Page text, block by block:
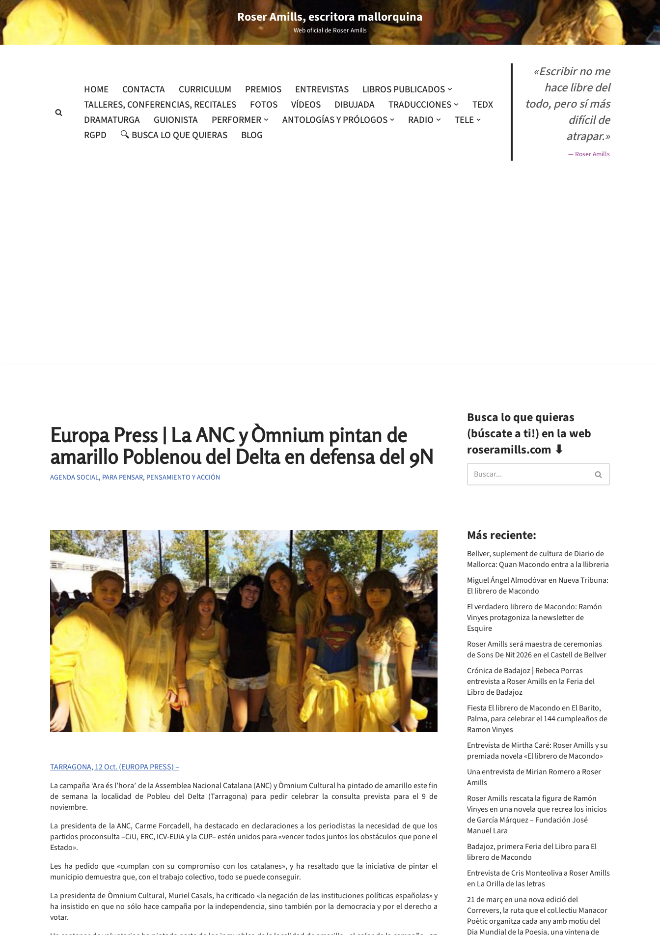
Saltar
contenido
Roser Amills, escritora mallorquina
Web oficial de Roser Amills
HOME CONTACTA CURRICULUM PREMIOS ENTREVISTAS
LIBROS PUBLICADOS
TALLERES, CONFERENCIAS, RECITALES
FOTOS VÍDEOS DIBUJADA TRADUCCIONES
TEDX
DRAMATURGA
GUIONISTA PERFORMER ANTOLOGÍAS Y PRÓLOGOS RADIO
TELE
RGPD
🔍 BUSCA LO QUE QUIERAS BLOG
«Escribir no me
hace libre del
todo, pero sí más
difícil de
atrapar.»
— Roser Amills
Europa Press | La ANC y Òmnium pintan de
amarillo Poblenou del Delta en defensa del 9N
AGENDA SOCIAL, PARA PENSAR, PENSAMIENTO Y ACCIÓN
TARRAGONA, 12 Oct. (EUROPA PRESS) –
La campaña ‘Ara és l’hora’ de la Assemblea Nacional Catalana (ANC) y Òmnium Cultural ha pintado de amarillo este fin
de semana la localidad de Pobleu del Delta (Tarragona) para pedir celebrar la consulta prevista para el 9 de
noviembre.
La presidenta de la ANC, Carme Forcadell, ha destacado en declaraciones a los periodistas la necesidad de que los
partidos proconsulta –CiU, ERC, ICV-EUiA y la CUP– estén unidos para «vencer todos juntos los obstáculos que pone el
Estado».
Les ha pedido que «cumplan con su compromiso con los catalanes», y ha resaltado que la iniciativa de pintar el
municipio demuestra que, con el trabajo colectivo, todo se puede conseguir.
La presidenta de Òmnium Cultural, Muriel Casals, ha criticado «la negación de las instituciones políticas españolas» y
ha insistido en que no sólo hace campaña por la independencia, sino también por la democracia y por el derecho a
votar.
Busca lo que quieras
(búscate a ti!) en la web
roseramills.com ⬇
Más reciente:
Bellver, suplement de cultura de Diario de
Mallorca: Quan Macondo entra a la llibreria
Miguel Ángel Almodóvar en Nueva Tribuna:
El librero de Macondo
El verdadero librero de Macondo: Ramón
Vinyes protagoniza la newsletter de
Esquire
Roser Amills será maestra de ceremonias
de Sons De Nit 2026 en el Castell de Bellver
Crónica de Badajoz | Rebeca Porras
entrevista a Roser Amills en la Feria del
Libro de Badajoz
Fiesta El librero de Macondo en El Barito,
Palma, para celebrar el 144 cumpleaños de
Ramon Vinyes
Entrevista de Mirtha Caré: Roser Amills y su
premiada novela «El librero de Macondo»
Una entrevista de Mirian Romero a Roser
Amills
Roser Amills rescata la figura de Ramón
Vinyes en una novela que recrea los inicios
de García Márquez – Fundación José
Manuel Lara
Badajoz, primera Feria del Libro para El
librero de Macondo
Entrevista de Cris Monteoliva a Roser Amills
en La Orilla de las letras
21 de març en una nova edició del
Correvers, la ruta que el col.lectiu Manacor
Poètic organitza cada any amb motiu del
Dia Mundial de la Poesia, una vintena de